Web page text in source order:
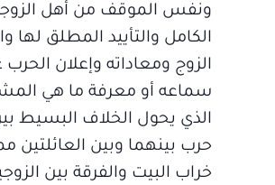
ونفس الموقف من أهل
الكامل والتأييد المطلق لها
الزوج ومعاداته وإعلان الحرب
سماعه أو معرفة ما هي
الذي يحول الخلاف البسيط
حرب بينهما وبين
خراب البيت والفرقة بين